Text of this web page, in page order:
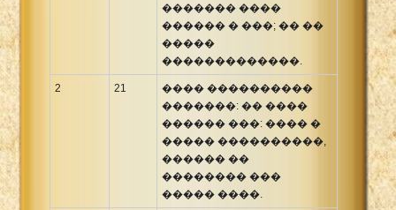
������� ����
������ � ���; �� ��
�����
�������������.
2 21
���� ����������
�������: �� ����
������ ���: ���� �
����� ����������,
������ ��
�������� ���
����� ����.